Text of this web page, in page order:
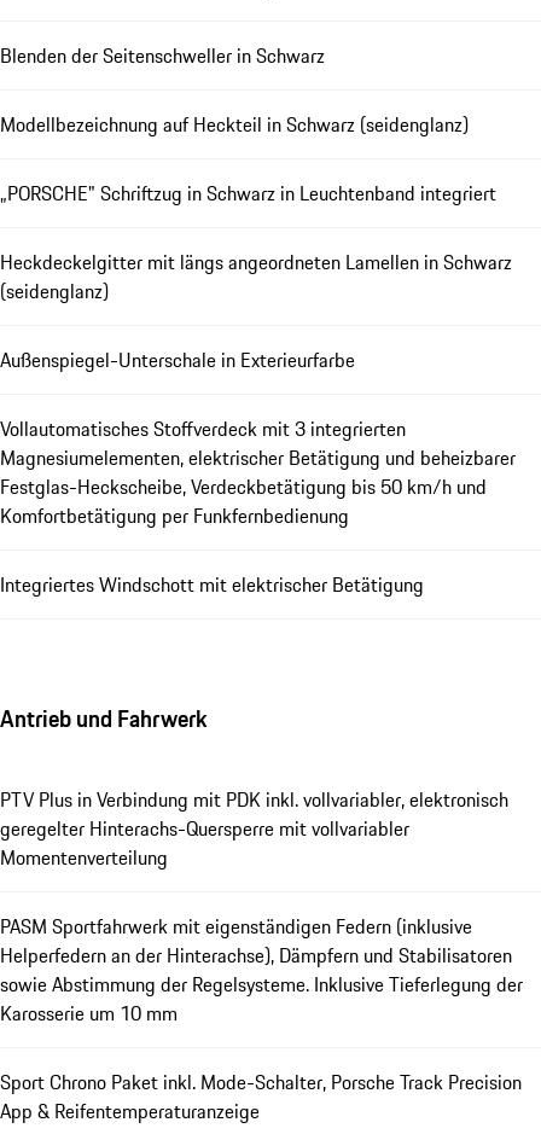
Blenden der Seitenschweller in Schwarz
Modellbezeichnung auf Heckteil in Schwarz (seidenglanz)
„PORSCHE" Schriftzug in Schwarz in Leuchtenband integriert
Heckdeckelgitter mit längs angeordneten Lamellen in Schwarz
(seidenglanz)
Außenspiegel-Unterschale in Exterieurfarbe
Vollautomatisches Stoffverdeck mit 3 integrierten
Magnesiumelementen, elektrischer Betätigung und beheizbarer
Festglas-Heckscheibe, Verdeckbetätigung bis 50 km/h und
Komfortbetätigung per Funkfernbedienung
Integriertes Windschott mit elektrischer Betätigung
Antrieb und Fahrwerk
PTV Plus in Verbindung mit PDK inkl. vollvariabler, elektronisch
geregelter Hinterachs-Quersperre mit vollvariabler
Momentenverteilung
PASM Sportfahrwerk mit eigenständigen Federn (inklusive
Helperfedern an der Hinterachse), Dämpfern und Stabilisatoren
sowie Abstimmung der Regelsysteme. Inklusive Tieferlegung der
Karosserie um 10 mm
Sport Chrono Paket inkl. Mode-Schalter, Porsche Track Precision
App & Reifentemperaturanzeige